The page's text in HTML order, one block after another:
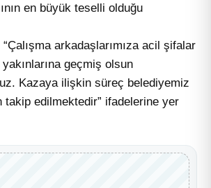
en büyük teselli olduğu
arkadaşlarımıza acil şifalar
geçmiş olsun
Kazaya ilişkin süreç belediyemiz
takip edilmektedir” ifadelerine yer